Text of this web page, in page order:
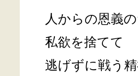
人からの恩義
私欲を捨てて
逃げずに戦う